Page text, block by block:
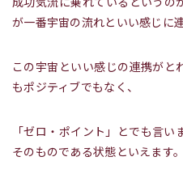
が一番宇宙の流れといい感じに
この宇宙といい感じの連携がと
もポジティブでもなく、
「ゼロ・ポイント」とでも言
そのものである状態といえます。